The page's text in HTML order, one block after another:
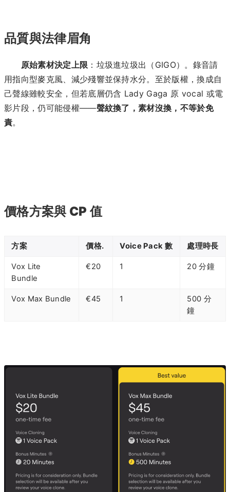
品質與法律眉角
原始素材決定上限 ：垃圾進垃圾出（GIGO）。錄音請
用指向型麥克風、減少殘響並保持水分。至於版權，換成自
己聲線雖較安全，但若底層仍含 Lady Gaga 原 vocal 或電
影片段，仍可能侵權——聲紋換了，素材沒換，不等於免
責。
價格方案與 CP 值
方案 價格. Voice Pack 數 處理時長
Vox Lite
Bundle
€20 1 20 分鐘
Vox Max Bundle €45 1
500 分
鐘